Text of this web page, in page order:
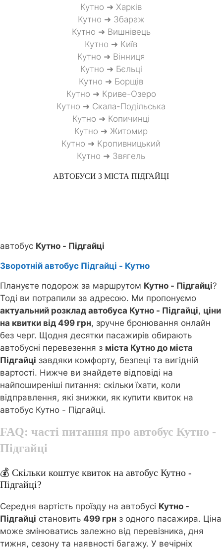
Кутно ➜ Харків
Кутно ➜ Збараж
Кутно ➜ Вишнівець
Кутно ➜ Київ
Кутно ➜ Вінниця
Кутно ➜ Бєльці
Кутно ➜ Борщів
Кутно ➜ Криве-Озеро
Кутно ➜ Скала-Подільська
Кутно ➜ Копичинці
Кутно ➜ Житомир
Кутно ➜ Кропивницький
Кутно ➜ Звягель
АВТОБУСИ З МІСТА ПІДГАЙЦІ
автобус Кутно - Підгайці
Зворотній автобус Підгайці - Кутно
Плануєте подорож за маршрутом Кутно - Підгайці?
Тоді ви потрапили за адресою. Ми пропонуємо
актуальний розклад автобуса Кутно - Підгайці, ціни
на квитки від 499 грн, зручне бронювання онлайн
без черг. Щодня десятки пасажирів обирають
автобусні перевезення з міста Кутно до міста
Підгайці завдяки комфорту, безпеці та вигідній
вартості. Нижче ви знайдете відповіді на
найпоширеніші питання: скільки їхати, коли
відправлення, які знижки, як купити квиток на
автобус Кутно - Підгайці.
FAQ: часті питання про автобус Кутно -
Підгайці
💰 Скільки коштує квиток на автобус Кутно -
Підгайці?
Середня вартість проїзду на автобусі Кутно -
Підгайці становить 499 грн з одного пасажира. Ціна
може змінюватись залежно від перевізника, дня
тижня, сезону та наявності багажу. У вечірніх